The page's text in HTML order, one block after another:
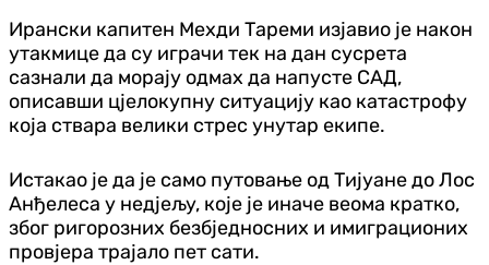
Ирански капитен Мехди Тареми изјавио је након
утакмице да су играчи тек на дан сусрета
сазнали да морају одмах да напусте САД,
описавши цјелокупну ситуацију као катастрофу
која ствара велики стрес унутар екипе.
Истакао је да је само путовање од Тијуане до Лос
Анђелеса у недјељу, које је иначе веома кратко,
због ригорозних безбједносних и имиграционих
провјера трајало пет сати.